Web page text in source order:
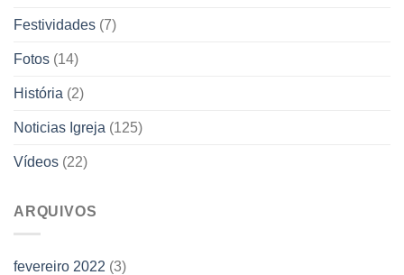
Festividades (7)
Fotos (14)
História (2)
Noticias Igreja (125)
Vídeos (22)
ARQUIVOS
fevereiro 2022 (3)